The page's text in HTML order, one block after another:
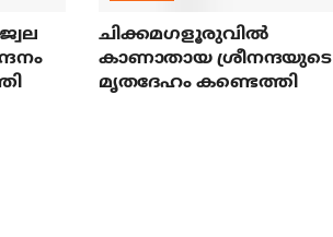
ചിക്കമഗളൂരുവില്‍
കാണാതായ ശ്രീനന്ദയുടെ
മൃതദേഹം കണ്ടെത്തി